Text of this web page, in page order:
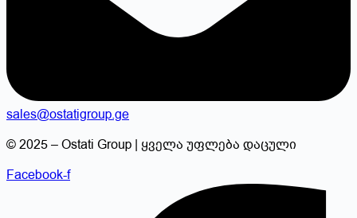
sales@ostatigroup.ge
© 2025 – Ostati Group | ყველა უფლება დაცული
Facebook-f